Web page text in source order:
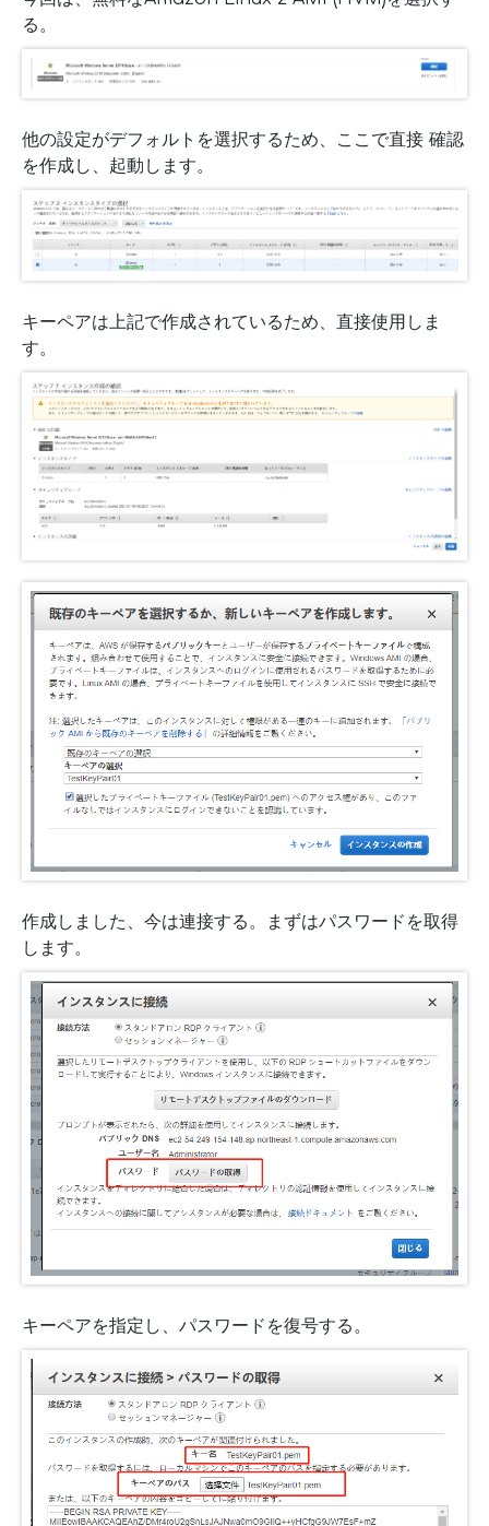
る。
他の設定がデフォルトを選択するため、ここで直接 確認
を作成し、起動します。
キーペアは上記で作成されているため、直接使用しま
す。
作成しました、今は連接する。まずはパスワードを取得
します。
キーペアを指定し、パスワードを復号する。